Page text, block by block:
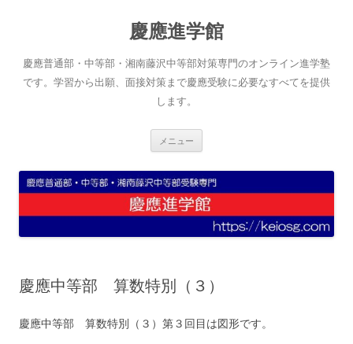
へ
ス
キ
慶應進学館
慶應普通部・中等部・湘南藤沢中等部対策専門のオンライン進学塾
です。学習から出願、面接対策まで慶應受験に必要なすべてを提供
します。
メニュー
慶應中等部 算数特別（３）
慶應中等部 算数特別（３）第３回目は図形です。